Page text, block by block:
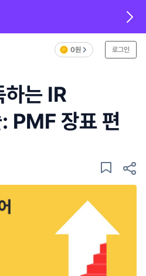
0원 로그인
하는 IR
PMF 장표 편